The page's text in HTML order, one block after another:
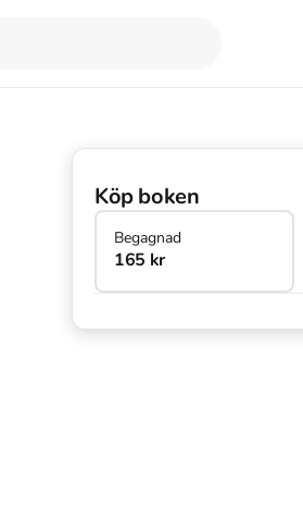
Köp boken
Begagnad
165 kr